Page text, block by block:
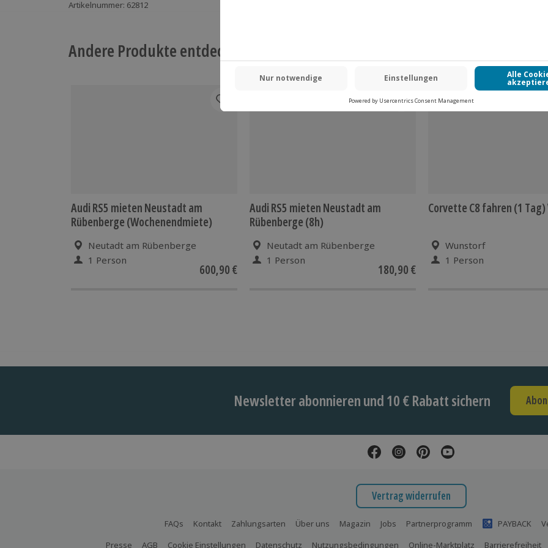
Artikelnummer: 62812
Andere Produkte entdecken
Audi RS5 mieten Neustadt am
Rübenberge (Wochenendmiete)
Neutadt am Rübenberge
1 Person
600,90 €
Audi RS5 mieten Neustadt am
Rübenberge (8h)
Neutadt am Rübenberge
1 Person
180,90 €
Corvette C8 fahren (1
Wunstorf
1 Person
Newsletter abonnieren und 10 € Rabatt sichern
Vertrag widerrufen
FAQs Kontakt Zahlungsarten Über uns Magazin Jobs Partnerprogramm PAYBACK
Presse
AGB Cookie Einstellungen Datenschutz Nutzungsbedingungen Online-Marktplatz Barrierefreiheit